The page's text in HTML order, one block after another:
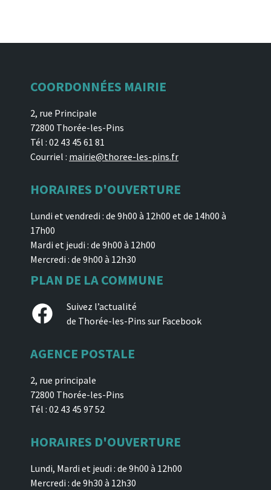
COORDONNÉES MAIRIE
2, rue Principale
72800 Thorée-les-Pins
Tél : 02 43 45 61 81
Courriel : mairie@thoree-les-pins.fr
HORAIRES D'OUVERTURE
Lundi et vendredi : de 9h00 à 12h00 et de 14h00 à
17h00
Mardi et jeudi : de 9h00 à 12h00
Mercredi : de 9h00 à 12h30
PLAN DE LA COMMUNE
Facebook
Suivez l’actualité
de Thorée-les-Pins sur Facebook
AGENCE POSTALE
2, rue principale
72800 Thorée-les-Pins
Tél : 02 43 45 97 52
HORAIRES D'OUVERTURE
Lundi, Mardi et jeudi : de 9h00 à 12h00
Mercredi : de 9h30 à 12h30